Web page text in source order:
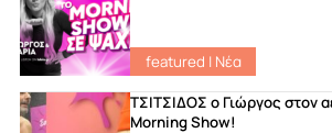
featured | Νέα
ΤΣΙΤΣΙΔΟΣ ο Γιώργος στον
Morning Show!